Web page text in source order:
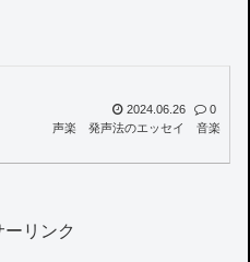
2024.06.26
0
声楽
発声法のエッセイ 音楽
ーリンク